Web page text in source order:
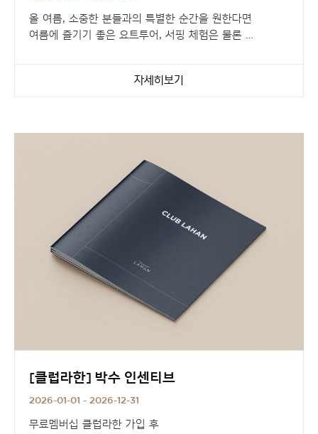
올 여름, 소중한 분들과의 특별한 순간을 원한다면
여름에 즐기기 좋은 요트투어, 서핑 체험은 물론
자세히보기
[클럽라한] 박수 인센티브
2026-01-01 - 2026-12-31
무료멤버십 클럽라한 가입 후